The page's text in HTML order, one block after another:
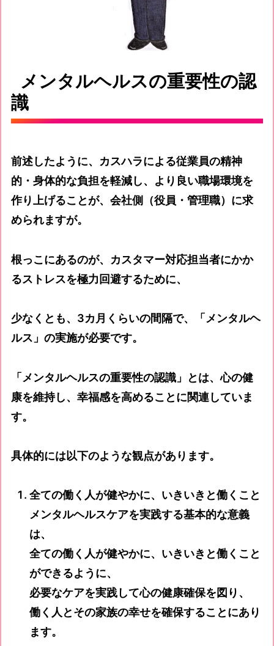
メンタルヘルスの重要性の認
識
前述したように、カスハラによる従業員の精神
的・身体的な負担を軽減し、より良い職場環境を
作り上げることが、会社側（役員・管理職）に求
められますが。
根っこにあるのが、カスタマー対応担当者にかか
るストレスを極力回避するために、
少なくとも、3カ月くらいの間隔で、「メンタルヘ
ルス」の実施が必要です。
「メンタルヘルスの重要性の認識」とは、心の健
康を維持し、幸福感を高めることに関連していま
す。
具体的には以下のような観点があります。
全ての働く人が健やかに、いきいきと働くこと
メンタルヘルスケアを実践する基本的な意義
は、
全ての働く人が健やかに、いきいきと働くこと
ができるように、
必要なケアを実践して心の健康確保を図り、
働く人とその家族の幸せを確保することにあり
ます。